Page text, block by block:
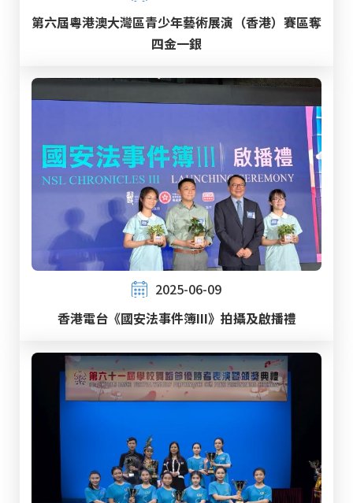
第六屆粵港澳大灣區青少年藝術展演（香港）賽區奪
四金一銀
2025-06-09
香港電台《國安法事件簿III》拍攝及啟播禮